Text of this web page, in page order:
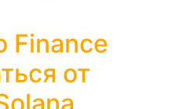
Finance
от